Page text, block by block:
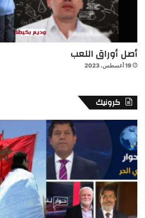
أصل أوراق اللعب
19 أغسطس، 2023
كرونيك